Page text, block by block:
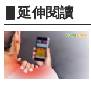
▋延伸閱讀